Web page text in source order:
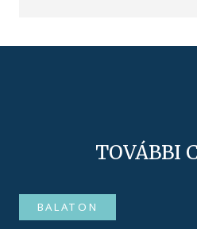
TOVÁBBI
BALATON